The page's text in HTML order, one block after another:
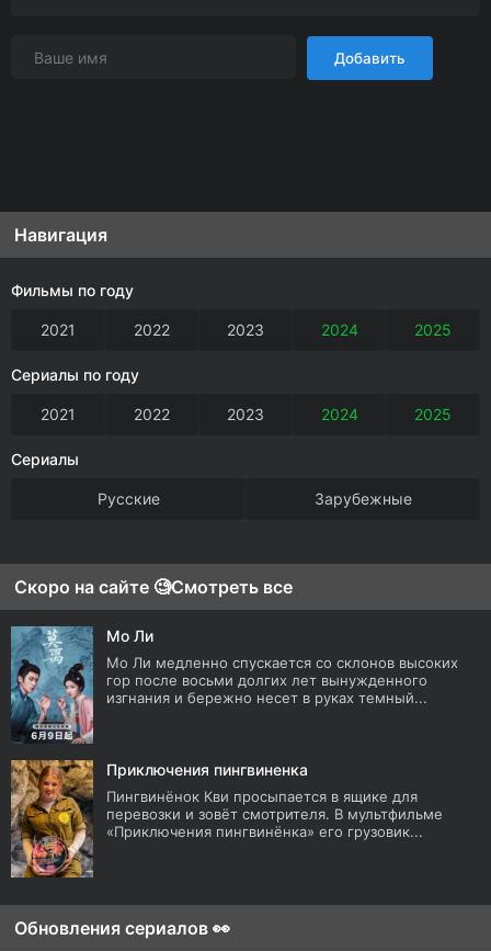
Добавить
Навигация
Фильмы по году
2021 2022 2023 2024 2025
Сериалы по году
2021 2022 2023 2024 2025
Сериалы
Русские Зарубежные
Скоро на сайте 🧐Смотреть все
Мо Ли
Мо Ли медленно спускается со склонов высоких
гор после восьми долгих лет вынужденного
изгнания и бережно несет в руках темный...
Приключения пингвиненка
Пингвинёнок Кви просыпается в ящике для
перевозки и зовёт смотрителя. В мультфильме
«Приключения пингвинёнка» его грузовик...
Обновления сериалов 👀